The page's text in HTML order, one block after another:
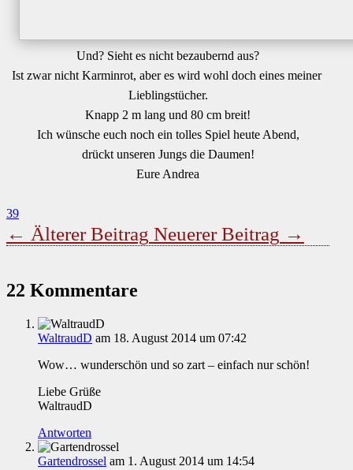
Und? Sieht es nicht bezaubernd aus?
Ist zwar nicht Karminrot, aber es wird wohl doch eines meiner
Lieblingstücher.
Knapp 2 m lang und 80 cm breit!
Ich wünsche euch noch ein tolles Spiel heute Abend,
drückt unseren Jungs die Daumen!
Eure Andrea
39
← Älterer Beitrag Neuerer Beitrag →
22 Kommentare
WaltraudD am 18. August 2014 um 07:42
Wow… wunderschön und so zart – einfach nur schön!
Liebe Grüße
WaltraudD
Antworten
Gartendrossel am 1. August 2014 um 14:54